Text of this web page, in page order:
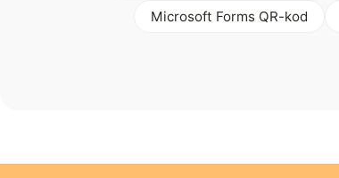
Microsoft Forms QR-kod